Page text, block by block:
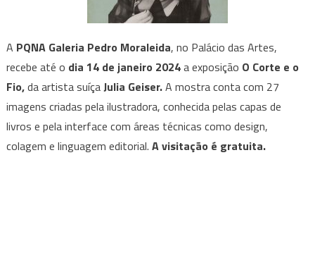
A PQNA Galeria Pedro Moraleida, no Palácio das Artes,
recebe até o dia 14 de janeiro 2024a exposição O Corte e o
Fio,da artista suíçaJulia Geiser.A mostra conta com 27
imagens criadas pela ilustradora, conhecida pelas capas de
livros e pela interface com áreas técnicas como design,
colagem e linguagem editorial. A visitação é gratuita.